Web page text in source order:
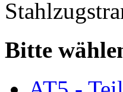
Bitte